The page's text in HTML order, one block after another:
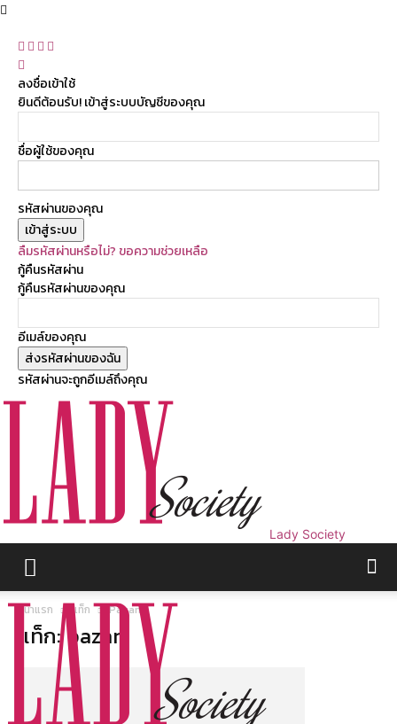
ลงชื่อเข้าใช้
ยินดีต้อนรับ! เข้าสู่ระบบบัญชีของคุณ
ชื่อผู้ใช้ของคุณ
รหัสผ่านของคุณ
ลืมรหัสผ่านหรือไม่? ขอความช่วยเหลือ
กู้คืนรหัสผ่าน
กู้คืนรหัสผ่านของคุณ
อีเมล์ของคุณ
รหัสผ่านจะถูกอีเมล์ถึงคุณ
Lady Society
หน้าแรก แท็ก Pazan
แท็ก: pazan